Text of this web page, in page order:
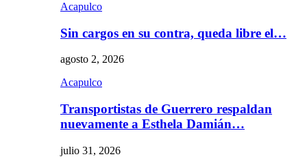
Acapulco
Sin cargos en su contra, queda libre el…
agosto 2, 2026
Acapulco
Transportistas de Guerrero respaldan
nuevamente a Esthela Damián…
julio 31, 2026